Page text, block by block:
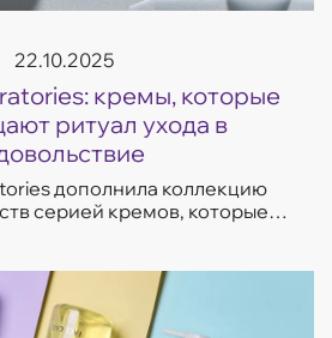
22.10.2025
кремы, которые
ритуал ухода в
дополнила коллекцию
серией кремов, которые
с несо...